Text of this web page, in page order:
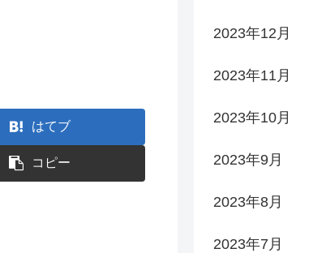
はてブ
コピー
2023年12月
2023年11月
2023年10月
2023年9月
2023年8月
2023年7月